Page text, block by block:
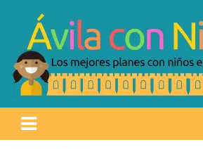
content
Ávila con niños